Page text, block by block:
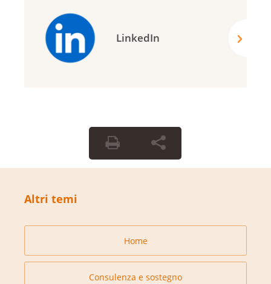
LinkedIn
Altri temi
Home
Consulenza e sostegno